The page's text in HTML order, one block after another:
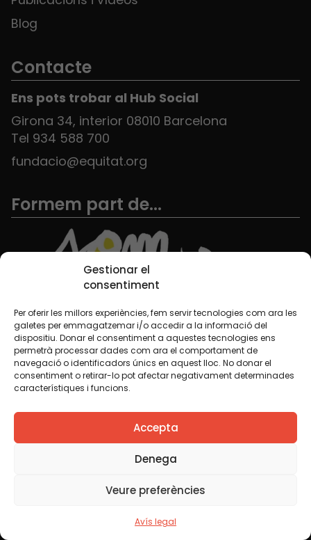
Gestionar el
consentiment
Per oferir les millors experiències, fem servir tecnologies com ara les
galetes per emmagatzemar i/o accedir a la informació del
dispositiu. Donar el consentiment a aquestes tecnologies ens
permetrà processar dades com ara el comportament de
navegació o identificadors únics en aquest lloc. No donar el
consentiment o retirar-lo pot afectar negativament determinades
característiques i funcions.
Accepta
Denega
Veure preferències
Avís legal
Blog
Contacte
Ens pots trobar al Hub Social
Girona 34, interior 08010 Barcelona
Tel 934 588 700
fundacio@equitat.org
Formem part de...
Xarxes Socials